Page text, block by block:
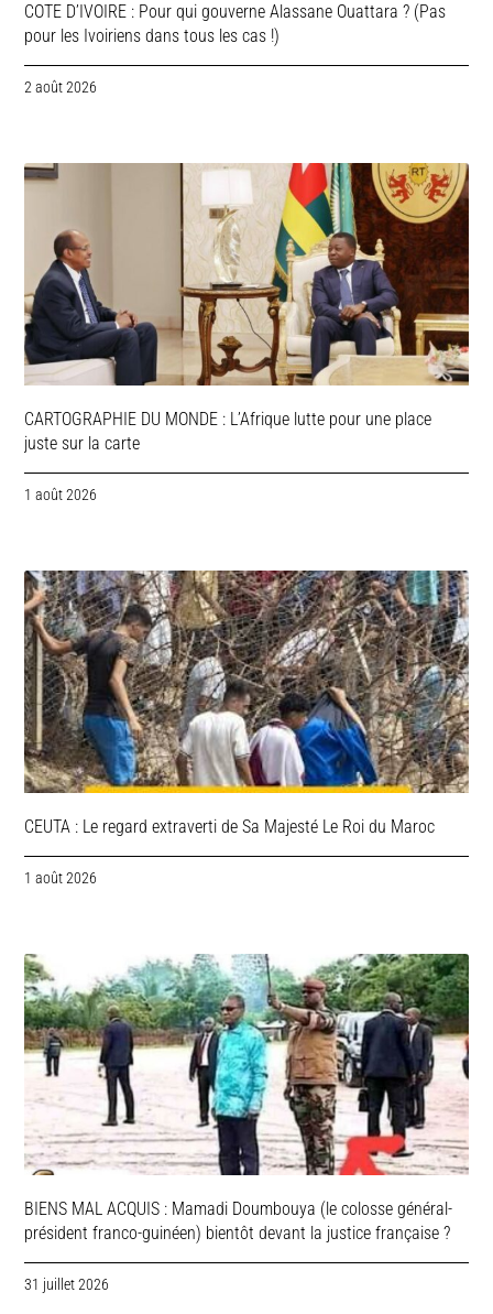
COTE D’IVOIRE : Pour qui gouverne Alassane Ouattara ? (Pas
pour les Ivoiriens dans tous les cas !)
2 août 2026
CARTOGRAPHIE DU MONDE : L’Afrique lutte pour une place
juste sur la carte
1 août 2026
CEUTA : Le regard extraverti de Sa Majesté Le Roi du Maroc
1 août 2026
BIENS MAL ACQUIS : Mamadi Doumbouya (le colosse général-
président franco-guinéen) bientôt devant la justice française ?
31 juillet 2026